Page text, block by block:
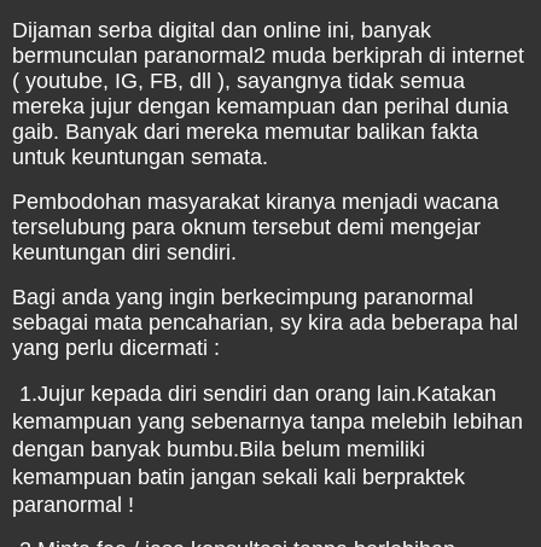
Dijaman serba digital dan online ini, banyak
bermunculan paranormal2 muda berkiprah di internet
( youtube, IG, FB, dll ), sayangnya tidak semua
mereka jujur dengan kemampuan dan perihal dunia
gaib. Banyak dari mereka memutar balikan fakta
untuk keuntungan semata.
Pembodohan masyarakat kiranya menjadi wacana
terselubung para oknum tersebut demi mengejar
keuntungan diri sendiri.
Bagi anda yang ingin berkecimpung paranormal
sebagai mata pencaharian, sy kira ada beberapa hal
yang perlu dicermati :
1.Jujur kepada diri sendiri dan orang lain.Katakan
kemampuan yang sebenarnya tanpa melebih lebihan
dengan banyak bumbu.Bila belum memiliki
kemampuan batin jangan sekali kali berpraktek
paranormal !